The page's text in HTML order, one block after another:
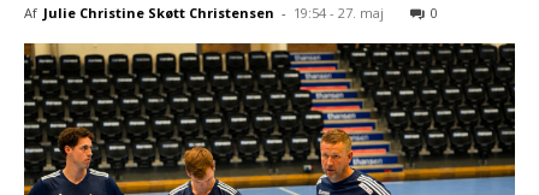
Af Julie Christine Skøtt Christensen - 19:54 - 27. maj 0